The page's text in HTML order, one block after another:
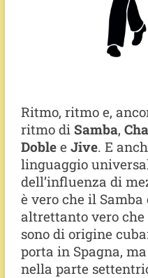
Ritmo, ritmo e,
ritmo di Samba,
Doblee Jive. E
linguaggio
dell’influenza di
è vero che il
altrettanto vero che
sono di origine
porta in Spagna,
nella parte